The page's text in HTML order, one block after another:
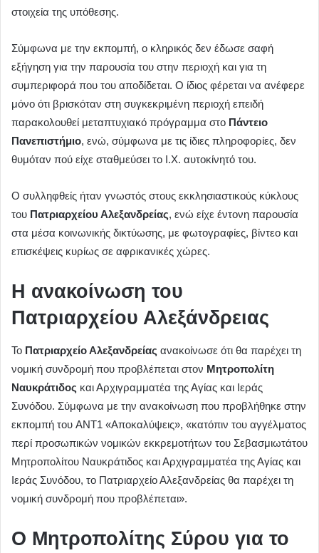
στοιχεία της υπόθεσης.
Σύμφωνα με την εκπομπή, ο κληρικός δεν έδωσε σαφή
εξήγηση για την παρουσία του στην περιοχή και για τη
συμπεριφορά που του αποδίδεται. Ο ίδιος φέρεται να ανέφερε
μόνο ότι βρισκόταν στη συγκεκριμένη περιοχή επειδή
παρακολουθεί μεταπτυχιακό πρόγραμμα στο Πάντειο
Πανεπιστήμιο, ενώ, σύμφωνα με τις ίδιες πληροφορίες, δεν
θυμόταν πού είχε σταθμεύσει το Ι.Χ. αυτοκίνητό του.
Ο συλληφθείς ήταν γνωστός στους εκκλησιαστικούς κύκλους
του Πατριαρχείου Αλεξανδρείας, ενώ είχε έντονη παρουσία
στα μέσα κοινωνικής δικτύωσης, με φωτογραφίες, βίντεο και
επισκέψεις κυρίως σε αφρικανικές χώρες.
Η ανακοίνωση του
Πατριαρχείου Αλεξάνδρειας
Το Πατριαρχείο Αλεξανδρείας ανακοίνωσε ότι θα παρέχει τη
νομική συνδρομή που προβλέπεται στον Μητροπολίτη
Ναυκράτιδος και Αρχιγραμματέα της Αγίας και Ιεράς
Συνόδου. Σύμφωνα με την ανακοίνωση που προβλήθηκε στην
εκπομπή του ANT1 «Αποκαλύψεις», «κατόπιν του αγγέλματος
περί προσωπικών νομικών εκκρεμοτήτων του Σεβασμιωτάτου
Μητροπολίτου Ναυκράτιδος και Αρχιγραμματέα της Αγίας και
Ιεράς Συνόδου, το Πατριαρχείο Αλεξανδρείας θα παρέχει τη
νομική συνδρομή που προβλέπεται».
Ο Μητροπολίτης Σύρου για το